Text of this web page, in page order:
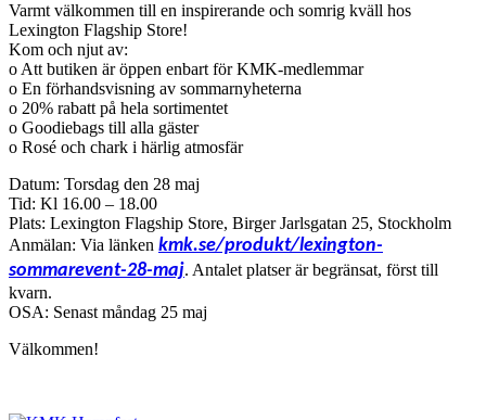
Varmt välkommen till en inspirerande och somrig kväll hos
Lexington Flagship Store!
Kom och njut av:
o Att butiken är öppen enbart för KMK-medlemmar
o En förhandsvisning av sommarnyheterna
o 20% rabatt på hela sortimentet
o Goodiebags till alla gäster
o Rosé och chark i härlig atmosfär
Datum: Torsdag den 28 maj
Tid: Kl 16.00 – 18.00
Plats: Lexington Flagship Store, Birger Jarlsgatan 25, Stockholm
Anmälan: Via länken kmk.se/produkt/lexington-
sommarevent-28-maj. Antalet platser är begränsat, först till
kvarn.
OSA: Senast måndag 25 maj
Välkommen!